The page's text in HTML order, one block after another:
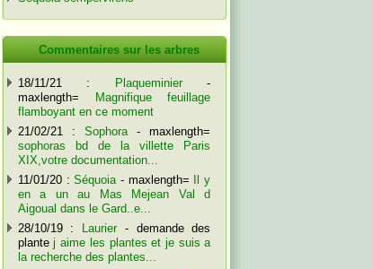
Commentaires sur les arbres
18/11/21 : Plaqueminier-
maxlength=
Magnifique feuillage
flamboyant en ce moment
21/02/21 : Sophora- maxlength=
sophoras bd de la villette Paris
XIX,votre documentation...
11/01/20 :Séquoia- maxlength=
Il y
en a un au Mas Mejean Val d
Aigoual dans le Gard..e...
28/10/19 :
Laurier- demande des
plantej aime les plantes et je suis a
la recherche des plantes...